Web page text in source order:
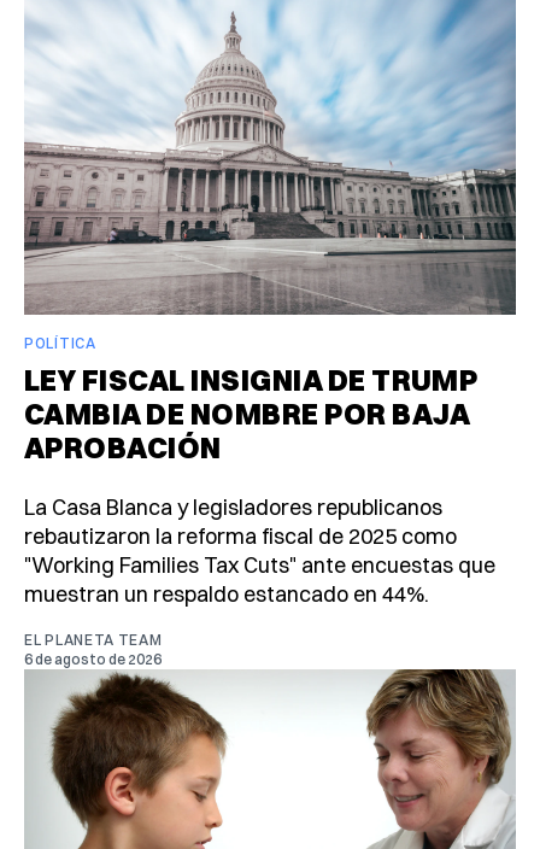
POLÍTICA
LEY FISCAL INSIGNIA DE TRUMP
CAMBIA DE NOMBRE POR BAJA
APROBACIÓN
La Casa Blanca y legisladores republicanos
rebautizaron la reforma fiscal de 2025 como
"Working Families Tax Cuts" ante encuestas que
muestran un respaldo estancado en 44%.
EL PLANETA TEAM
6 de agosto de 2026